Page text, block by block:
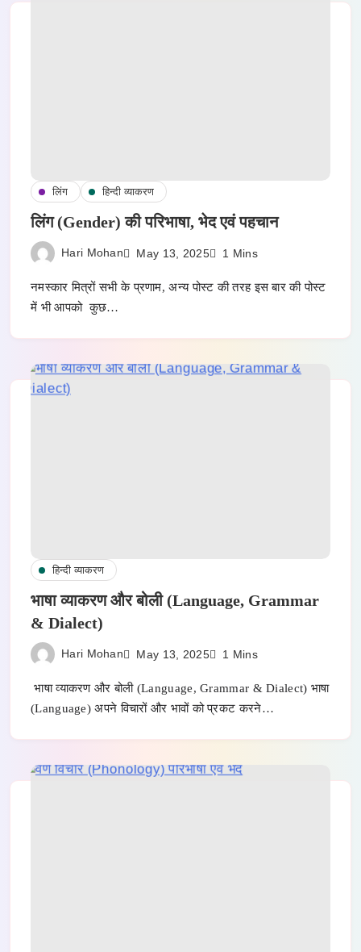
लिंग हिन्दी व्याकरण
लिंग (Gender) की परिभाषा, भेद एवं पहचान
Hari Mohan May 13, 2025 1 Mins
नमस्कार मित्रों सभी के प्रणाम, अन्य पोस्ट की तरह इस बार की पोस्ट
में भी आपको कुछ…
हिन्दी व्याकरण
भाषा व्याकरण और बोली (Language, Grammar
& Dialect)
Hari Mohan May 13, 2025 1 Mins
भाषा व्याकरण और बोली (Language, Grammar & Dialect) भाषा
(Language) अपने विचारों और भावों को प्रकट करने…